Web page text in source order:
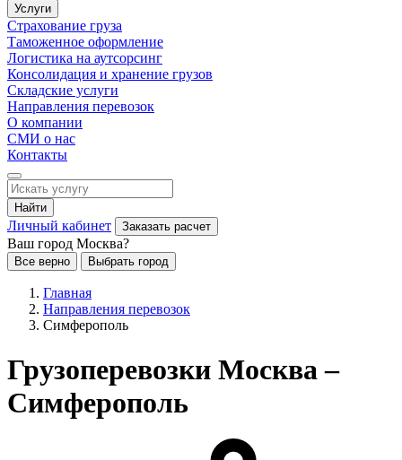
Услуги
Страхование груза
Таможенное оформление
Логистика на аутсорсинг
Консолидация и хранение грузов
Складские услуги
Направления перевозок
О компании
СМИ о нас
Контакты
Найти
Личный кабинет Заказать расчет
Ваш город Москва?
Все верно Выбрать город
Главная
Направления перевозок
Симферополь
Грузоперевозки Москва –
Симферополь